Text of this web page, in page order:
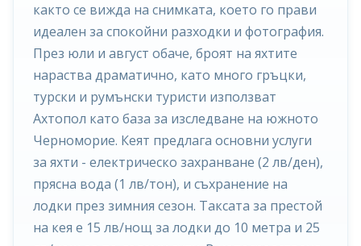
както се вижда на снимката, което го прави
идеален за спокойни разходки и фотография.
През юли и август обаче, броят на яхтите
нараства драматично, като много гръцки,
турски и румънски туристи използват
Ахтопол като база за изследване на южното
Черноморие. Кеят предлага основни услуги
за яхти - електрическо захранване (2 лв/ден),
прясна вода (1 лв/тон), и съхранение на
лодки през зимния сезон. Таксата за престой
на кея е 15 лв/нощ за лодки до 10 метра и 25